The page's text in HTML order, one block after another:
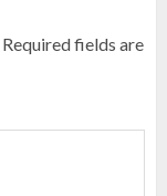
Required fields are